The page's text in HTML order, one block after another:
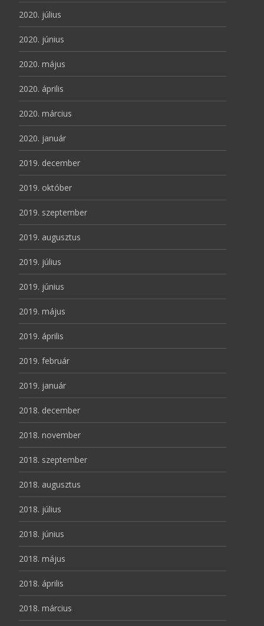
2020. július
2020. június
2020. május
2020. április
2020. március
2020. január
2019. december
2019. október
2019. szeptember
2019. augusztus
2019. július
2019. június
2019. május
2019. április
2019. február
2019. január
2018. december
2018. november
2018. szeptember
2018. augusztus
2018. július
2018. június
2018. május
2018. április
2018. március